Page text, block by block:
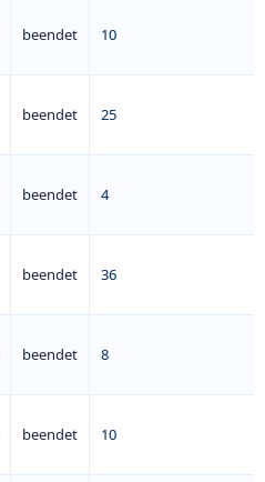
beendet 10
beendet 25
beendet 4
beendet 36
beendet 8
beendet 10